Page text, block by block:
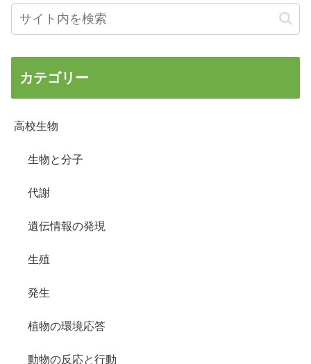
カテゴリー
高校生物
生物と分子
代謝
遺伝情報の発現
生殖
発生
植物の環境応答
動物の反応と行動